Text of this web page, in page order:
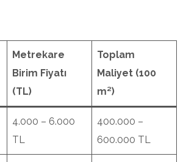
Metrekare
Birim Fiyatı
(TL)
Toplam
Maliyet (100
m²)
4.000 – 6.000
TL
400.000 –
600.000 TL